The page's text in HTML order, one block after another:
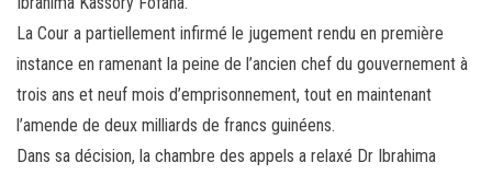
La Cour a partiellement infirmé le jugement rendu en première
instance en ramenant la peine de l’ancien chef du gouvernement à
trois ans et neuf mois d’emprisonnement, tout en maintenant
l’amende de deux milliards de francs guinéens.
Dans sa décision, la chambre des appels a relaxé Dr Ibrahima